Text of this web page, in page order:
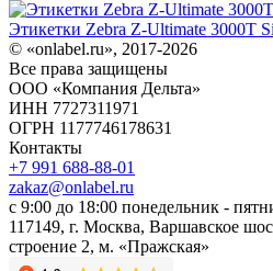
Этикетки Zebra Z-Ultimate 3000T
© «onlabel.ru», 2017-2026
Все права защищены
ООО «Компания Дельта»
ИНН 7727311971
ОГРН 1177746178631
Контакты
+7 991 688-88-01
zakaz@onlabel.ru
с 9:00 до 18:00 понедельник -
117149, г. Москва, Варшавское
строение 2, м. «Пражская»